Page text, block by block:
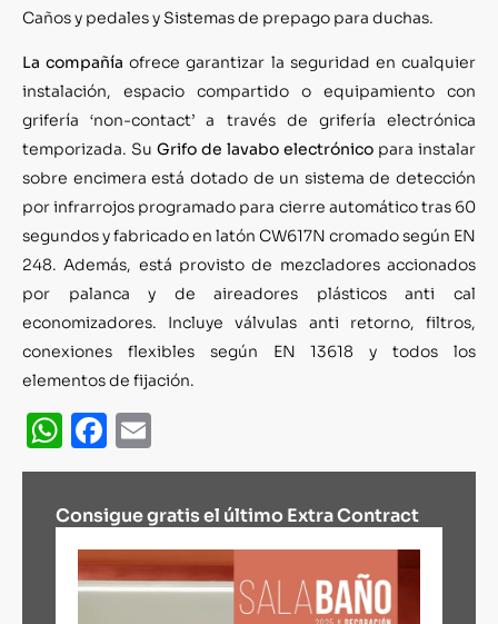
Caños y pedales y Sistemas de prepago para duchas.
La compañíaofrece garantizar la seguridad en cualquier
instalación, espacio compartido o equipamiento con
grifería ‘non-contact’ a través de grifería electrónica
temporizada. Su Grifo de lavabo electrónico para instalar
sobre encimera está dotado de un sistema de detección
por infrarrojos programado para cierre automático tras 60
segundos y fabricado en latón CW617N cromado según EN
248. Además, está provisto de mezcladores accionados
por palanca y de aireadores plásticos anti cal
economizadores. Incluye válvulas anti retorno, filtros,
conexiones flexibles según EN 13618 y todos los
elementos de fijación.
WhatsApp
Facebook
Consigue gratis el último Extra Contract